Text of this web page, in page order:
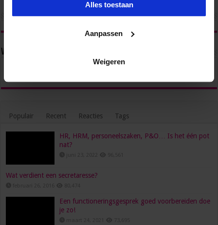
Alles toestaan
Aanpassen
Weigeren
Volg ons via
Populair Recent Reacties Tags
HR, HRM, personeelszaken, P&O… Is het één pot
nat?
Wat verdient een secretaresse?
Een functioneringsgesprek goed voorbereiden doe
je zo!